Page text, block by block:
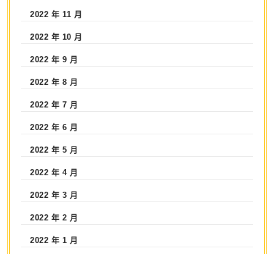
2022 年 11 月
2022 年 10 月
2022 年 9 月
2022 年 8 月
2022 年 7 月
2022 年 6 月
2022 年 5 月
2022 年 4 月
2022 年 3 月
2022 年 2 月
2022 年 1 月